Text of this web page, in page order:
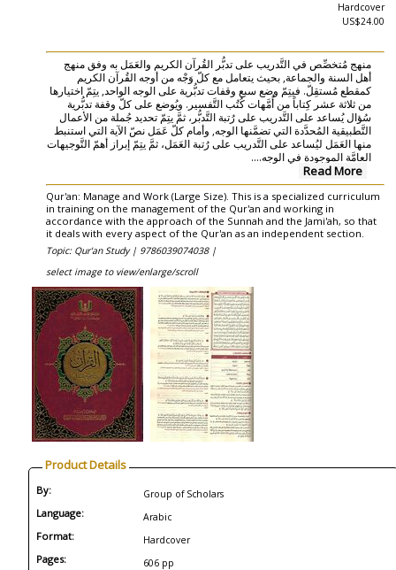
Hardcover
US$24.00
منهج مُتخصِّص في التَّدريب على تدبُّر القُرآن الكريم والعَمَل به وفق منهج
أهل السنة والجماعة, بحيث يتعامل مع كلّ وَجْه من أوجه القُرآن الكريم
كمقطع مُستقِلّ. فيتِمّ وضع سبع وقفات تدبُّرية على الوجه الواحد, يتِمّ اختيارها
من ثلاثة عشر كِتاباً من أُمَّهات كُتُب التَّفسير. ويُوضع على كلّ وقفة تدبُّرية
سُؤال يُساعد على التَّدريب على رُتبة التَّدبُّر، ثمَّ يتِمّ تحديد جُملة من الأعمال
التَّطبيقية المُحدَّدة التي تضمَّنها الوجه, وأمام كلّ عَمَل نصّ الآية التي استنبط
منها العَمَل ليُساعد على التَّدريب على رُتبة العَمَل، ثمَّ يتِمّ إبراز أهمّ التَّوجيهات
العامَّة الموجودة في الوجه....
Read More
Qur'an: Manage and Work (Large Size). This is a specialized curriculum
in training on the management of the Qur'an and working in
accordance with the approach of the Sunnah and the Jami'ah, so that
it deals with every aspect of the Qur'an as an independent section.
Topic: Qur'an Study | 9786039074038 |
select image to view/enlarge/scroll
Product Details
By: Group of Scholars
Language: Arabic
Format: Hardcover
Pages: 606 pp